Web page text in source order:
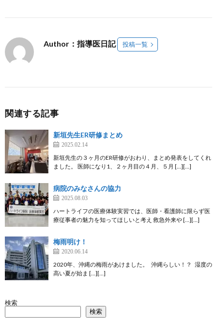
Author：指導医日記 投稿一覧
関連する記事
新垣先生ER研修まとめ
2025.02.14
新垣先生の３ヶ月のER研修がおわり、まとめ発表をしてくれ
ました。 医師になり1、２ヶ月目の４月、５月 […][…]
病院のみなさんの協力
2025.08.03
ハートライフの医療体験実習では、医師・看護師に限らず医
療従事者の魅力を知ってほしいと考え 救急外来や […][…]
梅雨明け！
2020.06.14
2020年、沖縄の梅雨があけました。 沖縄らしい！？ 湿度の
高い夏が始ま […][…]
検索
検索